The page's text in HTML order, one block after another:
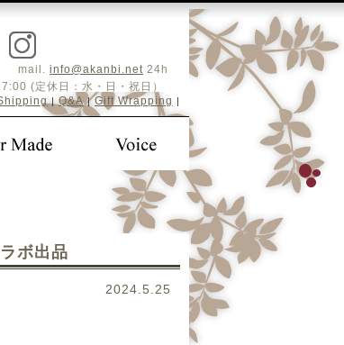
| Q&A|Gift Wrapping |
(定休日：水・日・祝日）
mail. info@akanbi.net 24h
ボ出品
2024.5.25